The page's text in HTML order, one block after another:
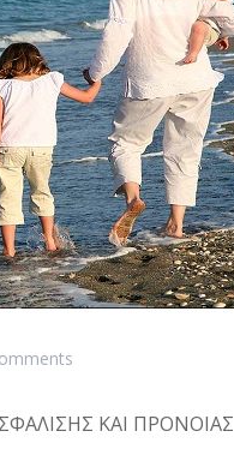
ΚΑΙ ΠΡΟΝΟΙΑΣ